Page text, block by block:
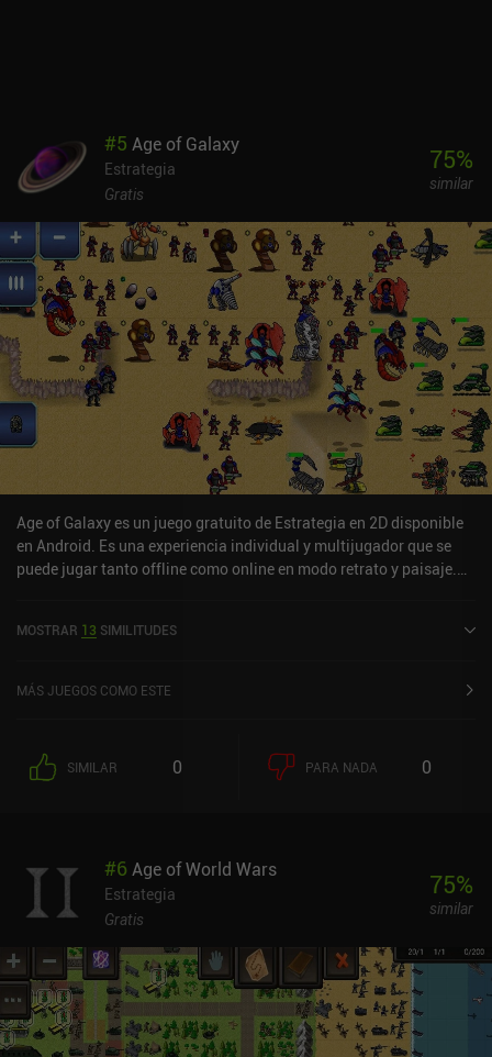
#5 Age of Galaxy
Estrategia
Gratis
75%
similar
Age of Galaxy es un juego gratuito de Estrategia en 2D disponible
en Android. Es una experiencia individual y multijugador que se
puede jugar tanto offline como online en modo retrato y paisaje.
MOSTRAR 13 SIMILITUDES
MÁS JUEGOS COMO ESTE
SIMILAR 0 PARA NADA 0
#6Age of World Wars
Estrategia
Gratis
75%
similar